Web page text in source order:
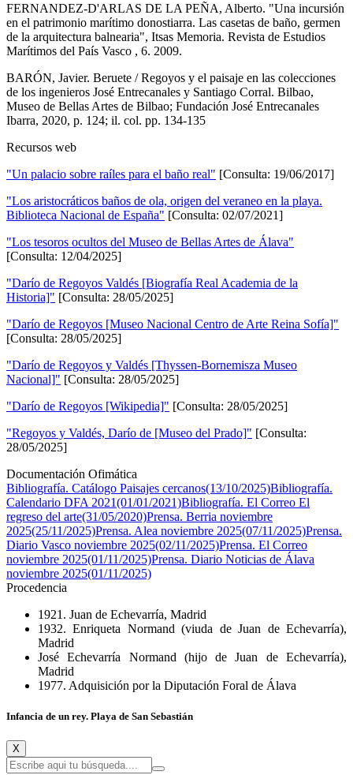
FERNANDEZ-D'ARLAS DE LA PEÑA, Alberto. "Una incursión
en el patrimonio marítimo donostiarra. Las casetas de baño, germen
de la arquitectura balnearia", Itsas Memoria. Revista de Estudios
Marítimos del País Vasco , 6. 2009.
BARÓN, Javier. Beruete / Regoyos y el paisaje en las colecciones
de los ingenieros José Entrecanales y Santiago Corral. Bilbao,
Museo de Bellas Artes de Bilbao; Fundación José Entrecanales
Ibarra, 2020, p. 124; il. col. pp. 134-135
Recursos web
"Un palacio sobre raíles para el baño real" [Consulta: 19/06/2017]
"Los aristocráticos baños de ola, origen del veraneo en la playa.
Biblioteca Nacional de España" [Consulta: 02/07/2021]
"Los tesoros ocultos del Museo de Bellas Artes de Álava"
[Consulta: 12/04/2025]
"Darío de Regoyos Valdés [Biografía Real Academia de la
Historia]" [Consulta: 28/05/2025]
"Darío de Regoyos [Museo Nacional Centro de Arte Reina Sofía]"
[Consulta: 28/05/2025]
"Darío de Regoyos y Valdés [Thyssen-Bornemisza Museo
Nacional]" [Consulta: 28/05/2025]
"Darío de Regoyos [Wikipedia]" [Consulta: 28/05/2025]
"Regoyos y Valdés, Darío de [Museo del Prado]" [Consulta:
28/05/2025]
Documentación Ofimática
Bibliografía. Catálogo Paisajes cercanos(13/10/2025)Bibliografía.
Calendario DFA 2021(01/01/2021)Bibliografía. El Correo El
regreso del arte(31/05/2020)Prensa. Berria noviembre
2025(25/11/2025)Prensa. Alea noviembre 2025(07/11/2025)Prensa.
Diario Vasco noviembre 2025(02/11/2025)Prensa. El Correo
noviembre 2025(01/11/2025)Prensa. Diario Noticias de Álava
noviembre 2025(01/11/2025)
Procedencia
1921. Juan de Echevarría, Madrid
1932. Enriqueta Normand (viuda de Juan de Echevarría),
Madrid
José Echevarría Normand (hijo de Juan de Echevarría),
Madrid
1977. Adquisición por la Diputación Foral de Álava
Infancia de un rey. Playa de San Sebastián
X